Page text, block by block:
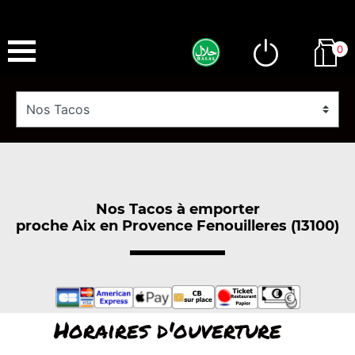
0
Nos Tacos à emporter
proche Aix en Provence Fenouilleres (13100)
Horaires d'ouverture